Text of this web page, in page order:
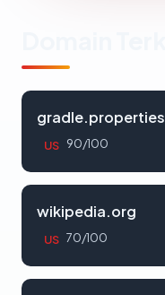
gradle.properties
US 90/100
wikipedia.org
US 70/100